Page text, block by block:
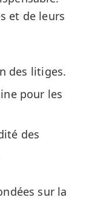
et de leurs
des litiges.
pour les
des
sur la